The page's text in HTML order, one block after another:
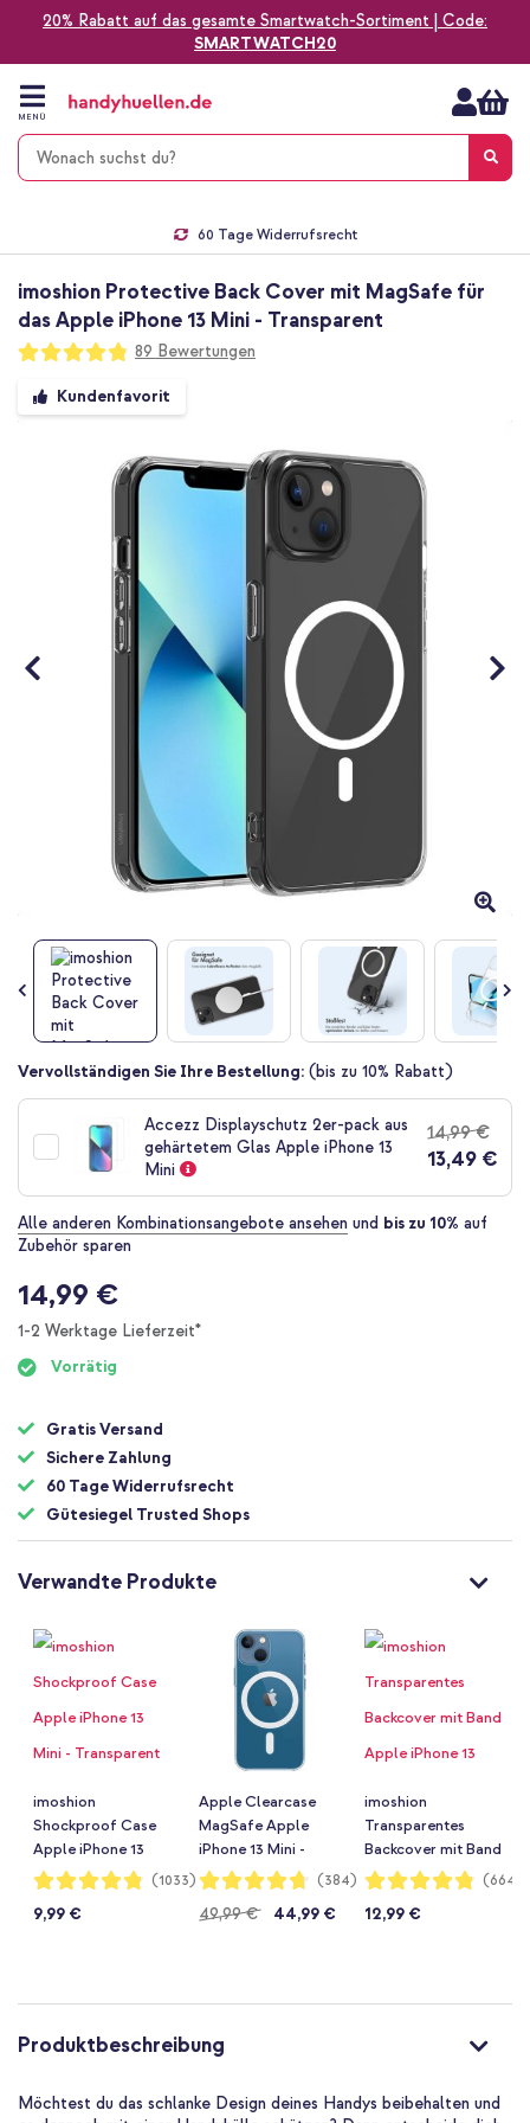
20% Rabatt auf das gesamte Smartwatch-Sortiment | Code:
SMARTWATCH20
Zum
Inhalt
springen
MENÜ
Die Nr. 1 für Apple Zubehör in Deutschland!
imoshion Protective Back Cover mit MagSafe für
das Apple iPhone 13 Mini - Transparent
Bewertung:
96
100
89 Bewertungen
Zum
Ende
Kundenfavorit
Zum
Bildgalerie
springen
Vervollständigen Sie Ihre Bestellung: (bis zu 10% Rabatt)
Accezz Displayschutz 2er-pack aus
gehärtetem Glas Apple iPhone 13
Mini
14,99 €
13,49 €
Alle anderen Kombinationsangebote ansehen und bis zu 10% auf
Zubehör sparen
14,99 €
1-2 Werktage Lieferzeit*
Vorrätig
Gratis Versand
Sichere Zahlung
60 Tage Widerrufsrecht
Gütesiegel Trusted Shops
Verwandte Produkte
imoshion
Shockproof Case
Apple iPhone 13
Mini - Transparent
Bewertung:
96%
(1033)
9,99 €
Apple Clearcase
MagSafe Apple
iPhone 13 Mini -
Transparent
Bewertung:
94%
(384)
49,99 € 44,99 €
imoshion
Transparentes
Backcover mit Band
Apple iPhone 13
Bewertung:
96%
(664)
12,99 €
Produktbeschreibung
Möchtest du das schlanke Design deines Handys beibehalten und